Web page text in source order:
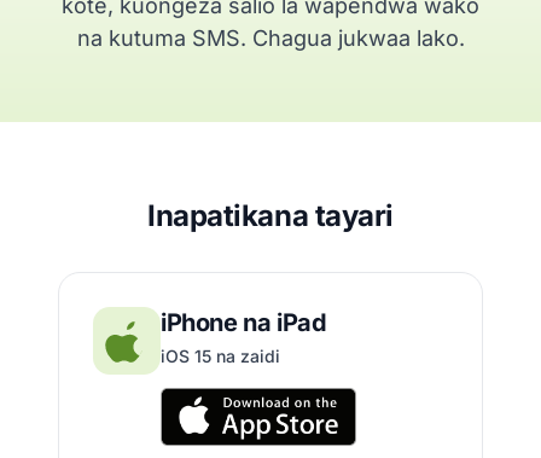
kote, kuongeza salio la wapendwa wako
na kutuma SMS. Chagua jukwaa lako.
Inapatikana tayari
iPhone na iPad
iOS 15 na zaidi